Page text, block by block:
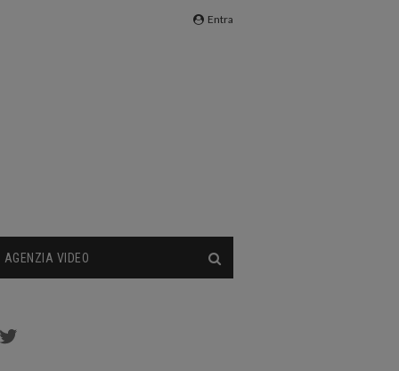
Entra
AGENZIA VIDEO